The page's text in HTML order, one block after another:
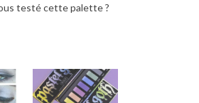
testé cette palette ?